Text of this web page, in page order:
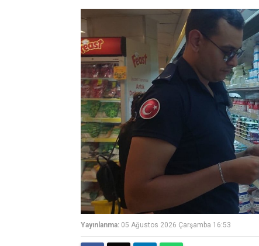
Yayınlanma: 05 Ağustos 2026 Çarşamba 16:53